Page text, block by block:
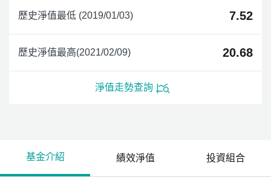
歷史淨值最低 (2019/01/03) 7.52
歷史淨值最高(2021/02/09) 20.68
淨值走勢查詢
基金介紹 績效淨值 投資組合